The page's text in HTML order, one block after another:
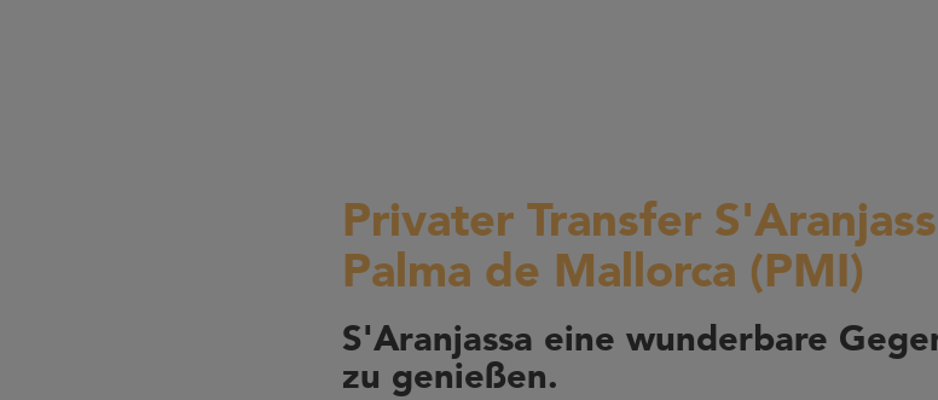
Privater Transfer
Palma de Mallorca (PMI)
S'Aranjassa eine wunderbare
zu genießen.